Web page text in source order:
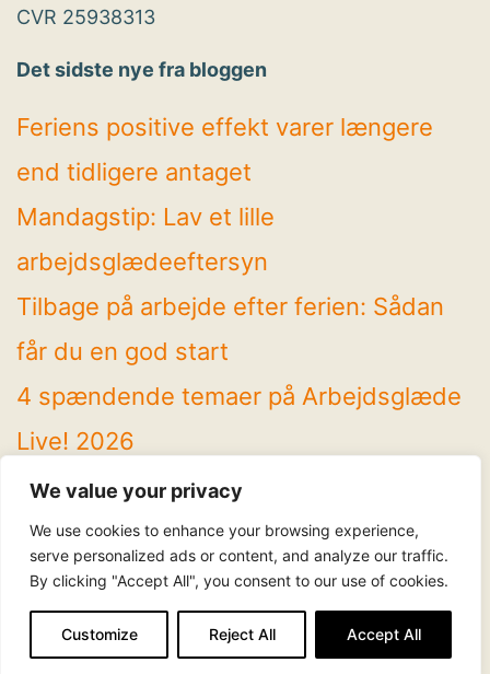
We value your privacy
We use cookies to enhance your browsing experience,
serve personalized ads or content, and analyze our traffic.
By clicking "Accept All", you consent to our use of cookies.
Customize Reject All Accept All
CVR 25938313
Det sidste nye fra bloggen
Feriens positive effekt varer længere
end tidligere antaget
Mandagstip: Lav et lille
arbejdsglædeeftersyn
Tilbage på arbejde efter ferien: Sådan
får du en god start
4 spændende temaer på Arbejdsglæde
Live! 2026
Mandagstip: Brug sommeren til at rydde
op
Følg os
LinkedIn
Facebook
Instagram
YouTube